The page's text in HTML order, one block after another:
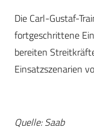
Die Carl-Gustaf-
fortgeschrittene
bereiten
Einsatzszenarien
Quelle: Saab